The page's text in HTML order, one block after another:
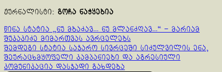
ჟურნალისტი: გოჩა ნაჭყებია
Continue
Reading
წინა სტატია „ნუ მბაძავ… ნუ მლანძღავ…“ – მარიამ
შუკაკიძე მიმართვას ავრცელებს
შემდეგი სტატია საჯარო სივრცეში სიძულვილის ენა,
შეურაცხმყოფელი კამპანიები და აგრესიული
კომუნიკაცია დასჯადი გახდება